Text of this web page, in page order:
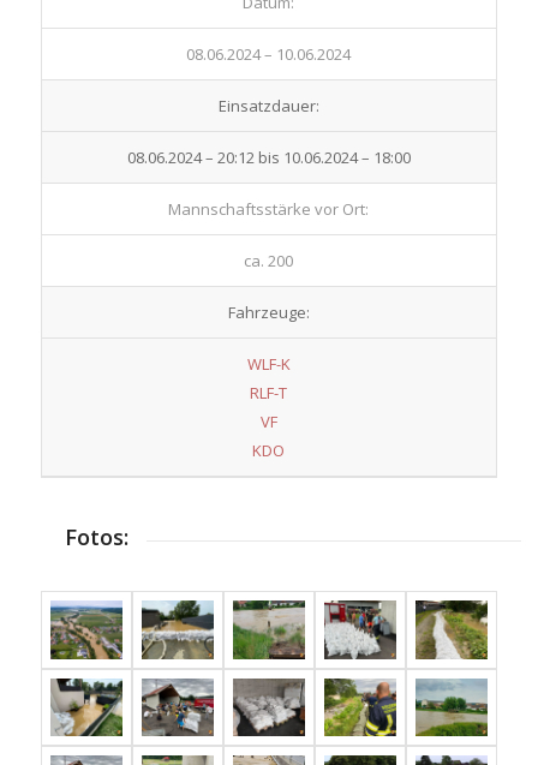
08.06.2024 – 10.06.2024
Einsatzdauer:
08.06.2024 – 20:12 bis 10.06.2024 – 18:00
Mannschaftsstärke vor Ort:
ca. 200
Fahrzeuge:
WLF-K
RLF-T
VF
KDO
Fotos: